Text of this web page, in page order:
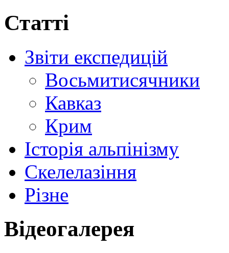
Статті
Звіти експедицій
Восьмитисячники
Кавказ
Крим
Історія альпінізму
Скелелазіння
Різне
Відеогалерея